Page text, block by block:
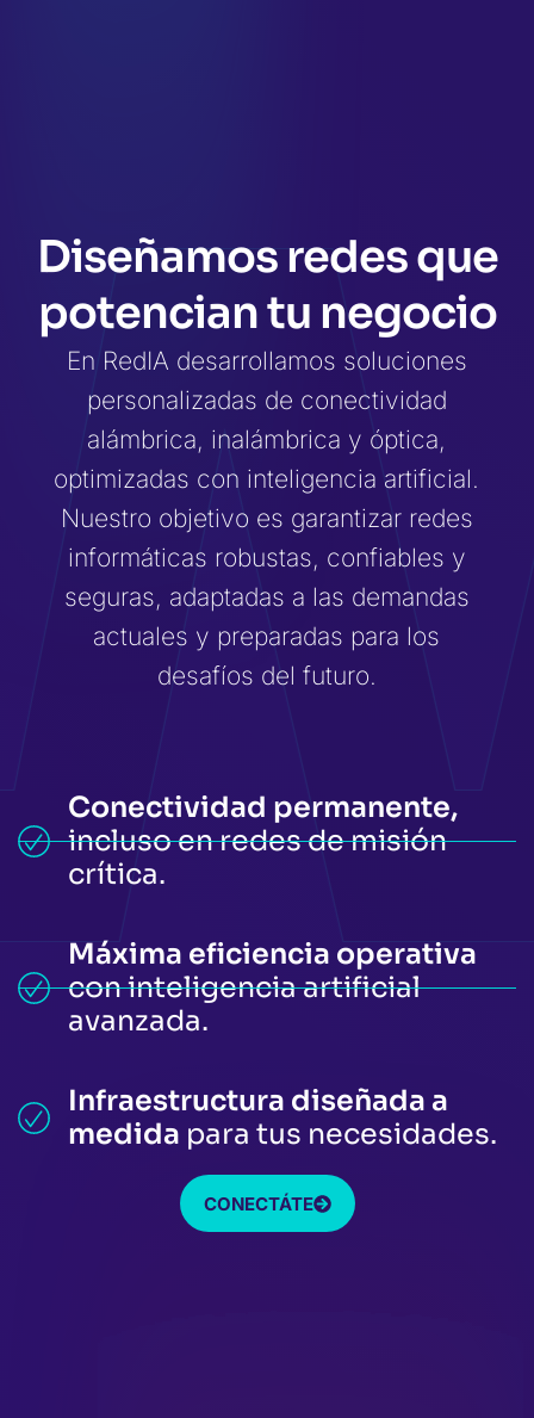
Diseñamos redes que
potencian tu negocio
En RedIA desarrollamos soluciones
personalizadas de conectividad
alámbrica, inalámbrica y óptica,
optimizadas con inteligencia artificial.
Nuestro objetivo es garantizar redes
informáticas robustas, confiables y
seguras, adaptadas a las demandas
actuales y preparadas para los
desafíos del futuro.
Conectividad permanente,
incluso en redes de misión
crítica.
Máxima eficiencia operativa
con inteligencia artificial
avanzada.
Infraestructura diseñada a
medida para tus necesidades.
CONECTÁTE